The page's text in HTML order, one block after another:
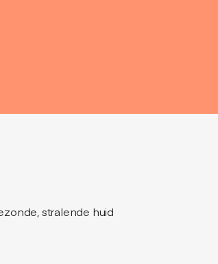
stralende huid